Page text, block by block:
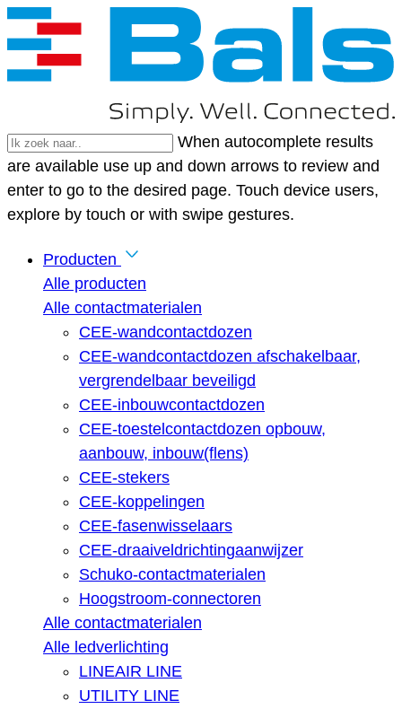
When autocomplete results
are available use up and down arrows to review and
enter to go to the desired page. Touch device users,
explore by touch or with swipe gestures.
Producten
Alle producten
Alle contactmaterialen
CEE-wandcontactdozen
CEE-wandcontactdozen afschakelbaar,
vergrendelbaar beveiligd
CEE-inbouwcontactdozen
CEE-toestelcontactdozen opbouw,
aanbouw, inbouw(flens)
CEE-stekers
CEE-koppelingen
CEE-fasenwisselaars
CEE-draaiveldrichtingaanwijzer
Schuko-contactmaterialen
Hoogstroom-connectoren
Alle contactmaterialen
Alle ledverlichting
LINEAIR LINE
UTILITY LINE